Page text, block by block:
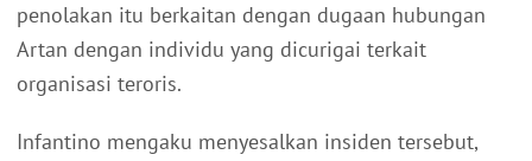
penolakan itu berkaitan dengan dugaan hubungan
Artan dengan individu yang dicurigai terkait
organisasi teroris.
Infantino mengaku menyesalkan insiden tersebut,